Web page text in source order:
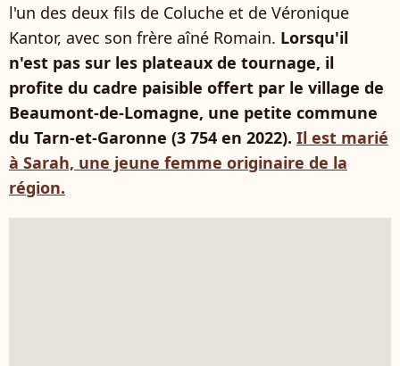
l'un des deux fils de Coluche et de Véronique
Kantor, avec son frère aîné Romain. Lorsqu'il
n'est pas sur les plateaux de tournage, il
profite du cadre paisible offert par le village de
Beaumont-de-Lomagne, une petite commune
du Tarn-et-Garonne (3 754 en 2022). Il est marié
à Sarah, une jeune femme originaire de la
région.